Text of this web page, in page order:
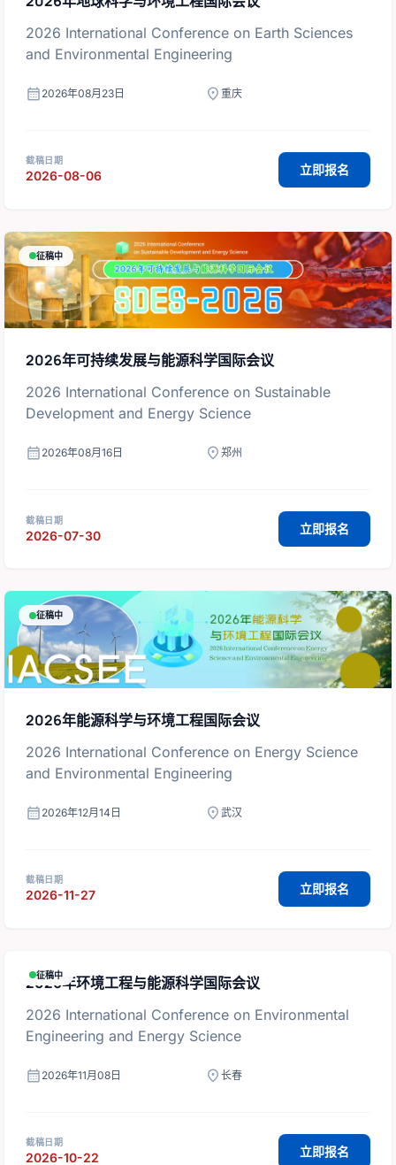
2026 International Conference on Earth Sciences
and Environmental Engineering
calendar_month 2026年08月23日 location_on 重庆
截稿日期
2026-08-06 立即报名
征稿中
2026年可持续发展与能源科学国际会议
2026 International Conference on Sustainable
Development and Energy Science
calendar_month 2026年08月16日 location_on 郑州
截稿日期
2026-07-30 立即报名
征稿中
2026年能源科学与环境工程国际会议
2026 International Conference on Energy Science
and Environmental Engineering
calendar_month 2026年12月14日 location_on 武汉
截稿日期
2026-11-27 立即报名
征稿中
2026年环境工程与能源科学国际会议
2026 International Conference on Environmental
Engineering and Energy Science
calendar_month 2026年11月08日 location_on 长春
截稿日期
2026-10-22 立即报名